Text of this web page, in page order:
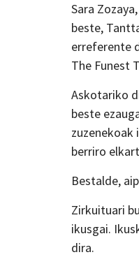
Sara
beste,
erreferente
The Funest
Askotariko
beste
berriro
Bestalde,
Zirkuituari
ikusgai.
dira.